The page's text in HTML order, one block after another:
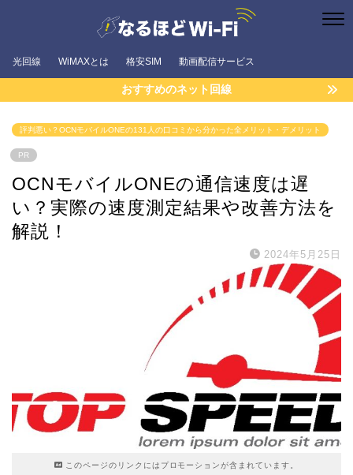
光回線 WiMAXとは 格安SIM 動画配信サービス
おすすめのネット回線
評判悪い？OCNモバイルONEの131人の口コミから分かった全メリット・デメリット
PR
OCNモバイルONEの通信速度は遅
い？実際の速度測定結果や改善方法を
解説！
2024年5月25日
このページのリンクにはプロモーションが含まれています。